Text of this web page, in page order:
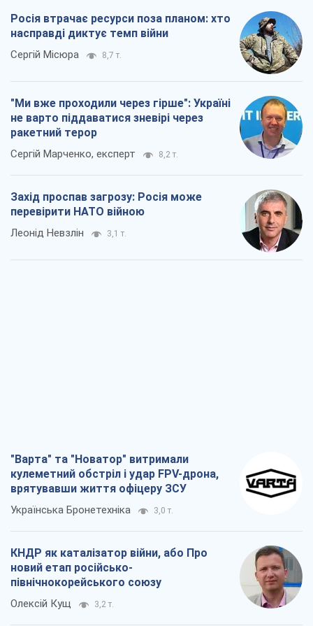
Росія втрачає ресурси поза планом: хто
насправді диктує темп війни
Сергій Місюра 8,7 т.
"Ми вже проходили через гірше": Україні
не варто піддаватися зневірі через
ракетний терор
Сергій Марченко, експерт 8,2 т.
Захід проспав загрозу: Росія може
перевірити НАТО війною
Леонід Невзлін 3,1 т.
"Варта" та "Новатор" витримали
кулеметний обстріл і удар FPV-дрона,
врятувавши життя офіцеру ЗСУ
Українська Бронетехніка 3,0 т.
КНДР як каталізатор війни, або Про
новий етап російсько-
північнокорейського союзу
Олексій Кущ 3,2 т.